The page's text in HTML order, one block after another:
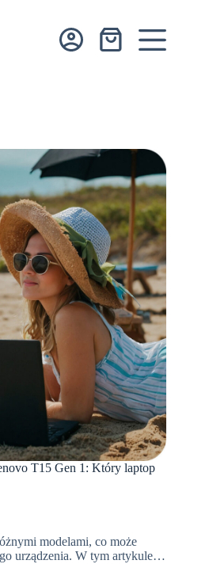
Koszyk
T15 Gen 1: Który laptop
modelami, co może
urządzenia. W tym artykule…